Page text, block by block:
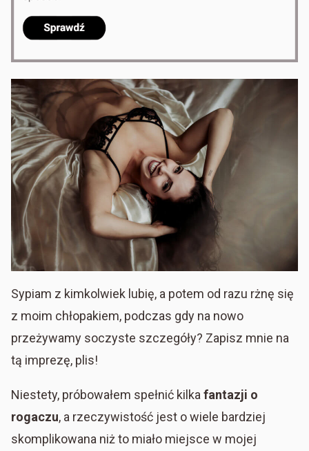
Sypiam z kimkolwiek lubię, a potem od razu rżnę się
z moim chłopakiem, podczas gdy na nowo
przeżywamy soczyste szczegóły? Zapisz mnie na
tą imprezę, plis!
Niestety, próbowałem spełnić kilkafantazji o
rogaczu, a rzeczywistość jest o wiele bardziej
skomplikowana niż to miało miejsce w mojej